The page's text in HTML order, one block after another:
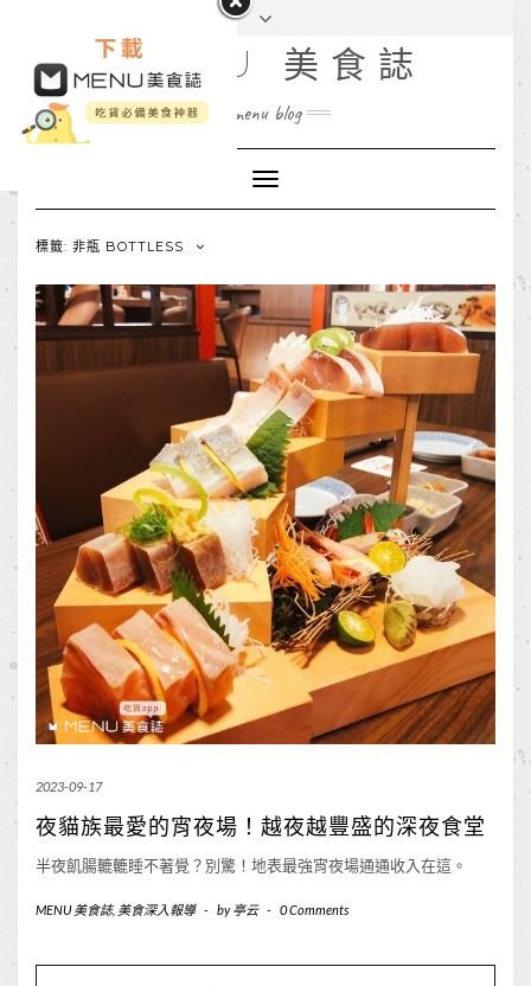
MENU 美食誌
menu blog
Toggle
Navigation
標籤: 非瓶 BOTTLESS
2023-09-17
夜貓族最愛的宵夜場！越夜越豐盛的深夜食堂
半夜飢腸轆轆睡不著覺？別驚！地表最強宵夜場通通收入在這。
MENU 美食誌, 美食深入報導 - by亭云 - 0 Comments